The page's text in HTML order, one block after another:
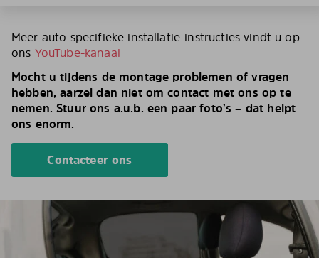
Meer auto specifieke installatie-instructies vindt u op
ons YouTube-kanaal
Mocht u tijdens de montage problemen of vragen
hebben, aarzel dan niet om contact met ons op te
nemen. Stuur ons a.u.b. een paar foto’s – dat helpt
ons enorm.
Contacteer ons